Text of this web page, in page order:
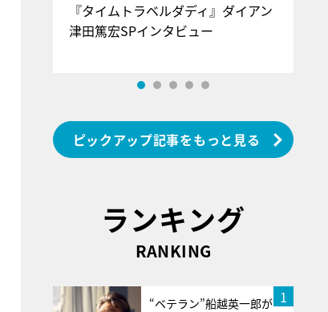
『タイムトラベルダディ』ダイアン
津田篤宏SPインタビュー
ピックアップ記事をもっと見る
ランキング
RANKING
1
“ベテラン”船越英一郎が